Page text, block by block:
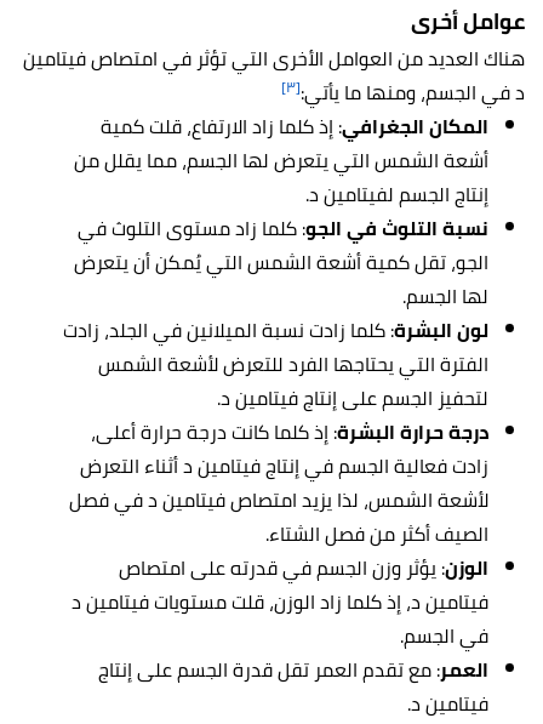
عوامل أخرى
هناك العديد من العوامل الأخرى التي تؤثر في امتصاص فيتامين
د في الجسم، ومنها ما يأتي:[٣]
المكان الجغرافي: إذ كلما زاد الارتفاع، قلت كمية
أشعة الشمس التي يتعرض لها الجسم، مما يقلل من
إنتاج الجسم لفيتامين د.
نسبة التلوث في الجو: كلما زاد مستوى التلوث في
الجو، تقل كمية أشعة الشمس التي يُمكن أن يتعرض
لها الجسم.
لون البشرة: كلما زادت نسبة الميلانين في الجلد، زادت
الفترة التي يحتاجها الفرد للتعرض لأشعة الشمس
لتحفيز الجسم على إنتاج فيتامين د.
درجة حرارة البشرة: إذ كلما كانت درجة حرارة أعلى،
زادت فعالية الجسم في إنتاج فيتامين د أثناء التعرض
لأشعة الشمس، لذا يزيد امتصاص فيتامين د في فصل
الصيف أكثر من فصل الشتاء.
الوزن: يؤثر وزن الجسم في قدرته على امتصاص
فيتامين د، إذ كلما زاد الوزن، قلت مستويات فيتامين د
في الجسم.
العمر: مع تقدم العمر تقل قدرة الجسم على إنتاج
فيتامين د.